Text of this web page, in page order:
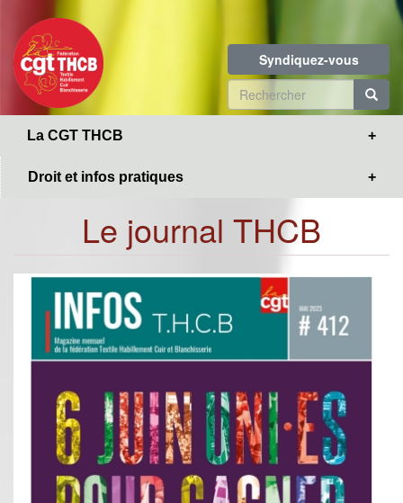
contenu
principal
Syndiquez-vous
Formulaire
de
La CGT THCB
Droit et infos pratiques
Le journal THCB